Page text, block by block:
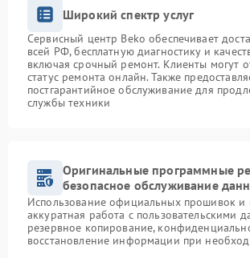
Широкий спектр услуг
Сервисный центр Beko обеспечивает
всей РФ, бесплатную диагностику и
включая срочный ремонт. Клиенты могут
статус ремонта онлайн. Также
постгарантийное обслуживание для
службы техники
Оригинальные программные
безопасное обслуживание
Использование официальных прошивок и
аккуратная работа с пользовательскими
резервное копирование,
восстановление информации при